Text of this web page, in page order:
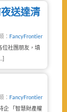
送達清
： FancyFrontier
位社團朋友，填
： FancyFrontier
企 「智慧財產權